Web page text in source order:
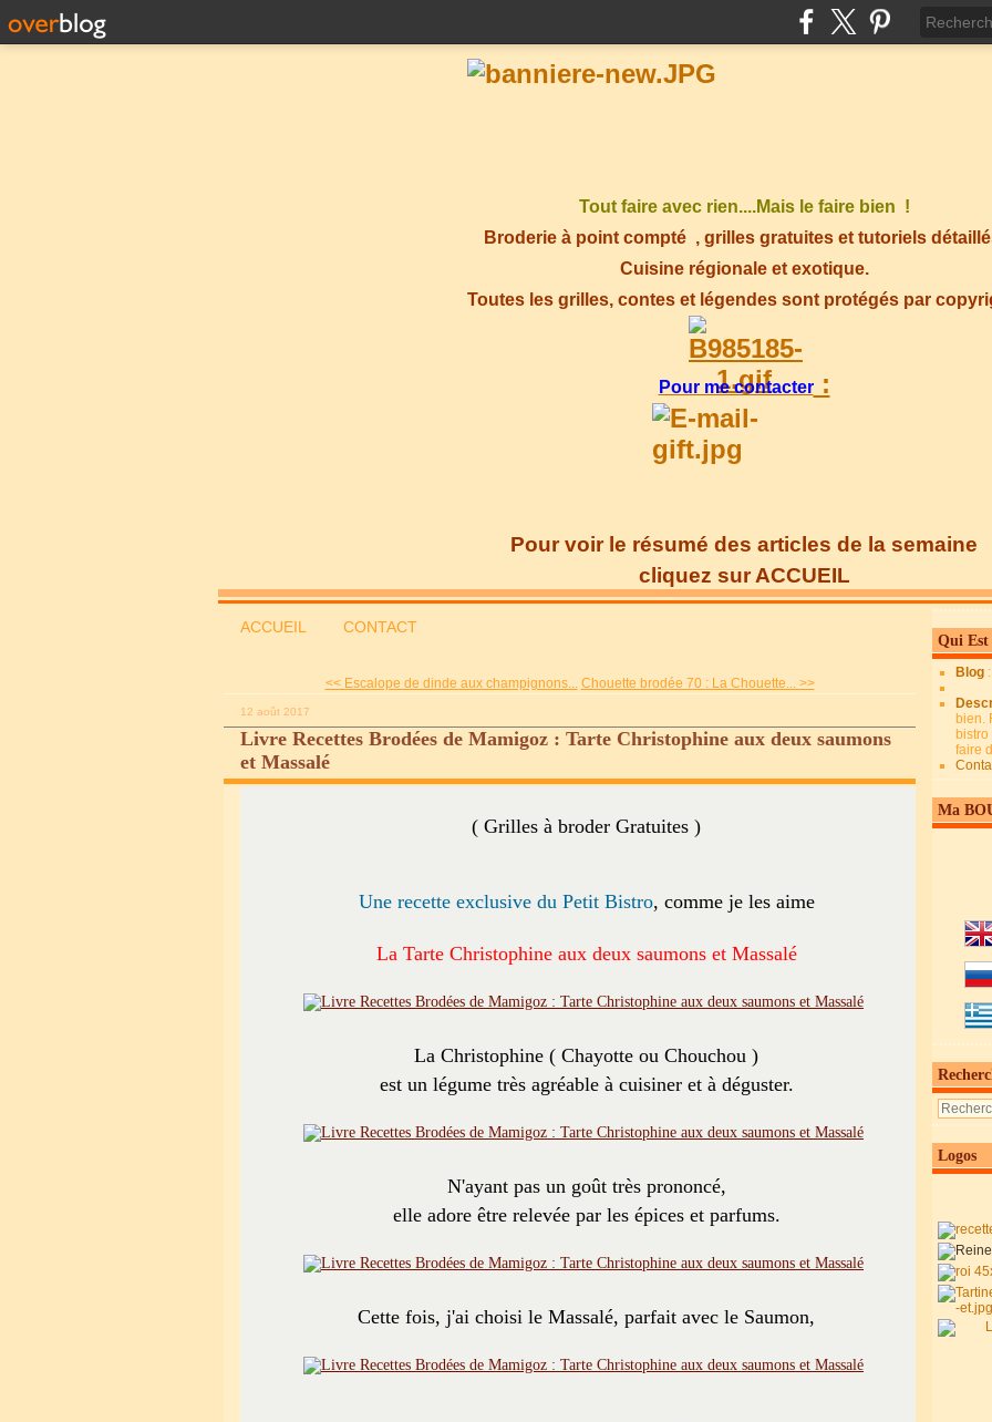
Tout faire avec rien....Mais le faire bien !
Broderie à point compté , grilles gratuites et tutoriels
Cuisine régionale et exotique.
Toutes les grilles, contes et légendes sont protégés par
Pour me contacter:
Pour voir le résumé des articles de la semaine
cliquez sur ACCUEIL
ACCUEIL CONTACT
<< Escalope de dinde aux champignons... Chouette brodée 70 : La Chouette... >>
12 août 2017
Livre Recettes Brodées de Mamigoz : Tarte Christophine aux deux saumons
et Massalé
( Grilles à broder Gratuites )
Une recette exclusive du Petit Bistro, comme je les aime
La Tarte Christophine aux deux saumons et Massalé
La Christophine ( Chayotte ou Chouchou )
est un légume très agréable à cuisiner et à déguster.
N'ayant pas un goût très prononcé,
elle adore être relevée par les épices et parfums.
Cette fois, j'ai choisi le Massalé, parfait avec le Saumon,
Qui Est
Blog
bien.
faire
Ma
Logos